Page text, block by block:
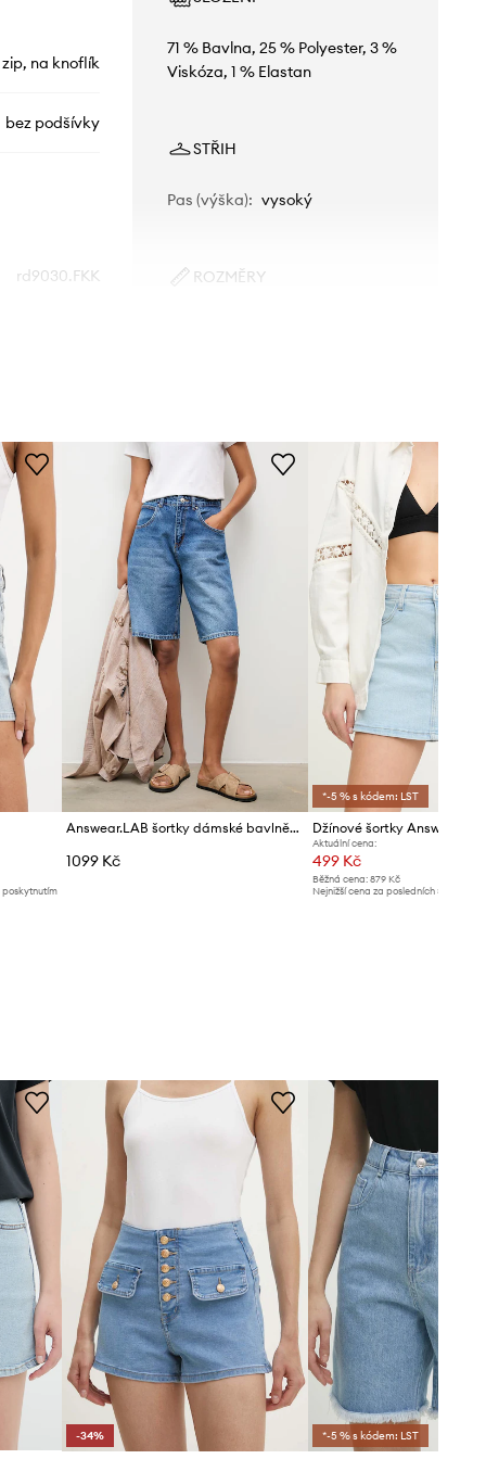
zip, na knoflík
bez podšívky
rd9030.FKK
71 % Bavlna, 25 % Polyester, 3 %
Viskóza, 1 % Elastan
STŘIH
Pas (výška): vysoký
ROZMĚRY
Tabulka velikosti
poskytnutím
Answear.LAB šortky dámské bavlněné
1099 Kč
*-5 % s kódem: LST
Džínové šortky
Aktuální cena:
499 Kč
Běžná cena: 879 Kč
Nejnižší cena za posledních 30 dnů
-34% *-5 % s kódem: LST